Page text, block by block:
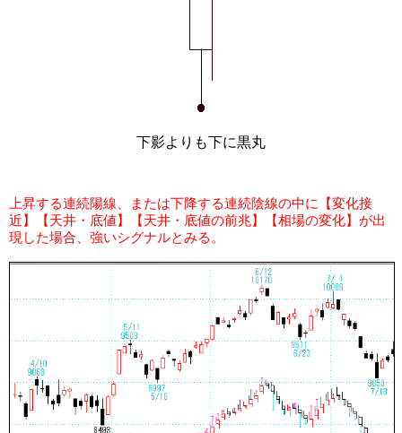
下影よりも下に黒丸
上昇する連続陽線、または下降する連続陰線の中に【変化接
近】【天井・底値】【天井・底値の前兆】【相場の変化】が出
現した場合、強いシグナルとみる。